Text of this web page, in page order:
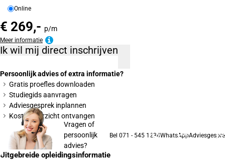
Online
€ 269,- p/m
Meer informatie
Ik wil mij direct inschrijven
Persoonlijk advies of extra informatie?
Gratis proefles downloaden
Studiegids aanvragen
Adviesgesprek inplannen
Kostenoverzicht ontvangen
Vragen of
persoonlijk
advies?
Bel 071 - 545 1234WhatsApp
Uitgebreide opleidingsinformatie